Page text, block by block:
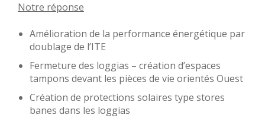
Notre réponse
Amélioration de la performance énergétique par
doublage de l’ITE
Fermeture des loggias – création d’espaces
tampons devant les pièces de vie orientés Ouest
Création de protections solaires type stores
banes dans les loggias